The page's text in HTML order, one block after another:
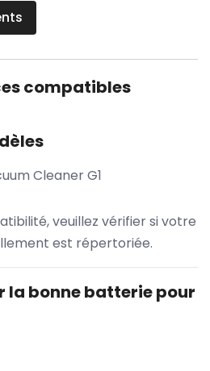
compatibles
Cleaner G1
veuillez vérifier si votre
est répertoriée.
la bonne batterie pour